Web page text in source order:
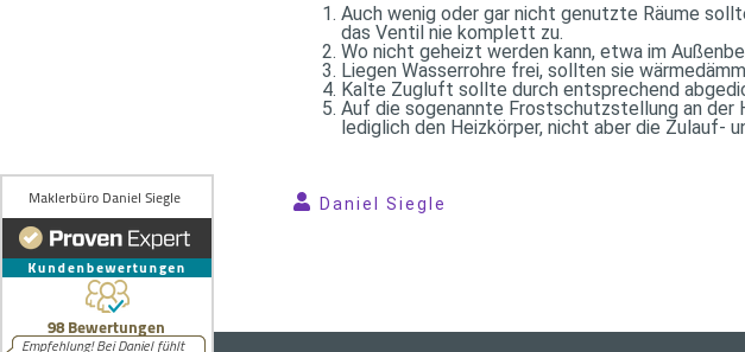
Auch wenig oder gar nicht genutzte Räume
das Ventil nie komplett zu.
Wo nicht geheizt werden kann, etwa im
Liegen Wasserrohre frei, sollten sie
Kalte Zugluft sollte durch entsprechend
Auf die sogenannte Frostschutzstellung an der
lediglich den Heizkörper, nicht aber die Zulauf-
Daniel Siegle